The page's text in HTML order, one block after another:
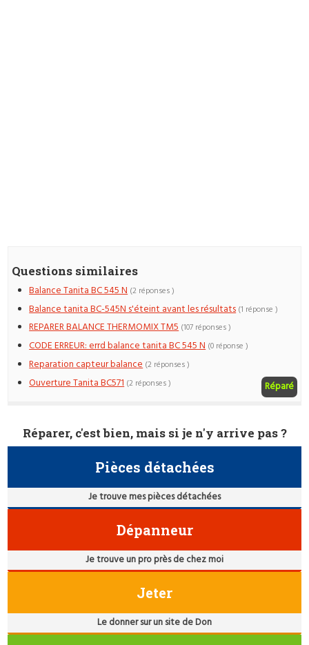
Questions similaires
Balance Tanita BC 545 N (2 réponses )
Balance tanita BC-545N s'éteint avant les résultats (1 réponse )
REPARER BALANCE THERMOMIX TM5 (107 réponses )
CODE ERREUR: errd balance tanita BC 545 N (0 réponse )
Reparation capteur balance (2 réponses )
Ouverture Tanita BC571 Réparé
(2 réponses )
Réparer, c'est bien, mais si je n'y arrive pas ?
Pièces détachées
Je trouve mes pièces détachées
Dépanneur
Je trouve un pro près de chez moi
Jeter
Le donner sur un site de Don